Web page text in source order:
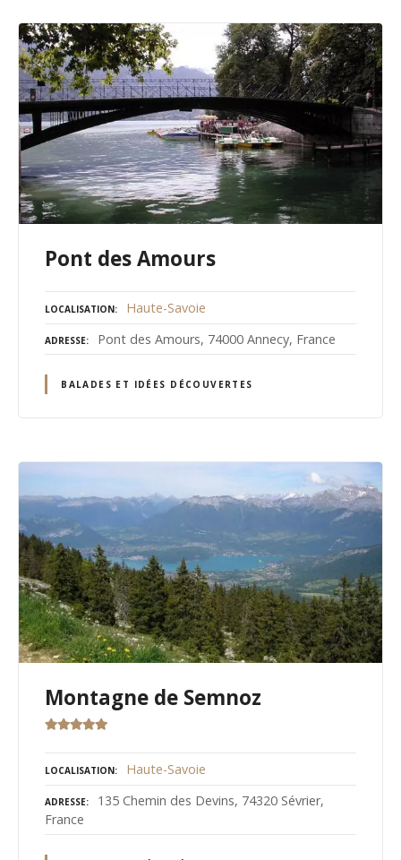
Pont des Amours
LOCALISATION Haute-Savoie
ADRESSE Pont des Amours, 74000 Annecy, France
BALADES ET IDÉES DÉCOUVERTES
Montagne de Semnoz
LOCALISATION Haute-Savoie
ADRESSE
135 Chemin des Devins, 74320 Sévrier,
France